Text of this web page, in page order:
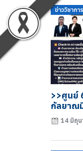
ข่าววิชาการ
>>ศูนย์
กัลยาณ
14 มิถุ